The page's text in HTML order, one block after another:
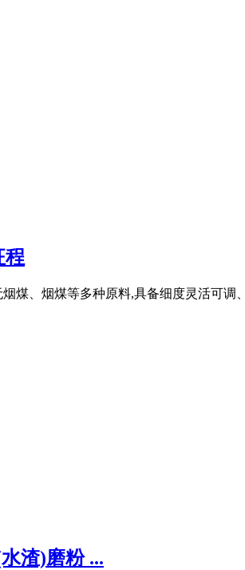
程
煤、烟煤等多种原料,具备细度灵活可调
渣)磨粉 ...